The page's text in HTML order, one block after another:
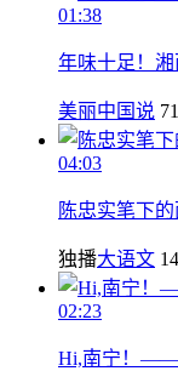
01:38
年味十足！
美丽中国说
04:03
陈忠实笔下
独播大语文
02:23
Hi,南宁！——